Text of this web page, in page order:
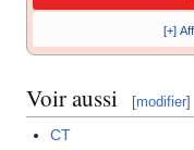
[+]
Voir aussi [modifier]
CT